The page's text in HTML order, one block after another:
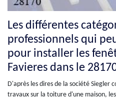
Les différentes
professionnels qui
pour installer les
Favieres dans le
D'après les dires de la société Siegler
travaux sur la toiture d'une maison,